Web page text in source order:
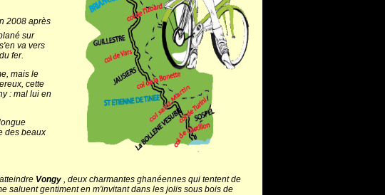
2008 après
sur
va vers
fer.
mais le
cette
: mal lui en
des beaux
Vongy , deux charmantes ghanéennes qui tentent de
saluent gentiment en m'invitant dans les jolis sous bois de